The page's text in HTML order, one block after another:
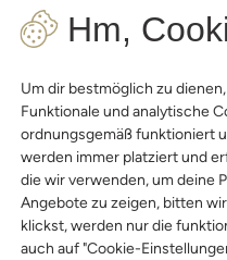
Hm,
Um dir bestmöglich zu
Funktionale und analytische
ordnungsgemäß funktioniert
werden immer platziert und
die wir verwenden, um deine
Angebote zu zeigen, bitten
klickst, werden nur die
auch auf "Cookie-